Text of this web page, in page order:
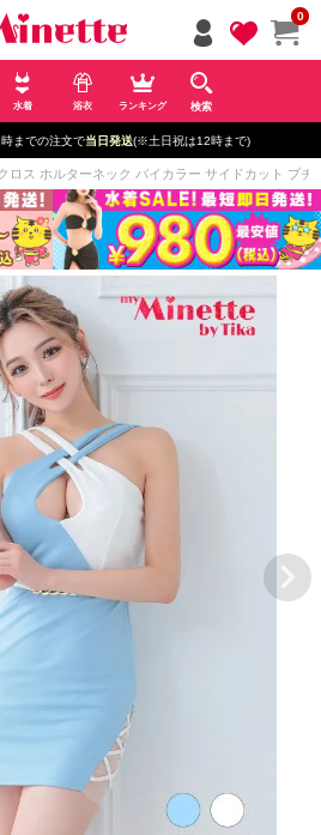
0
水着 浴衣 ランキング 検索
までの注文で当日発送(※土日祝は12時まで)
ロス ホルターネック バイカラー サイドカット プ
ペー
ジト
ップ